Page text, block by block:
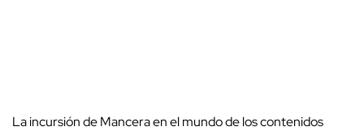
La incursión de Mancera en el mundo de los contenidos